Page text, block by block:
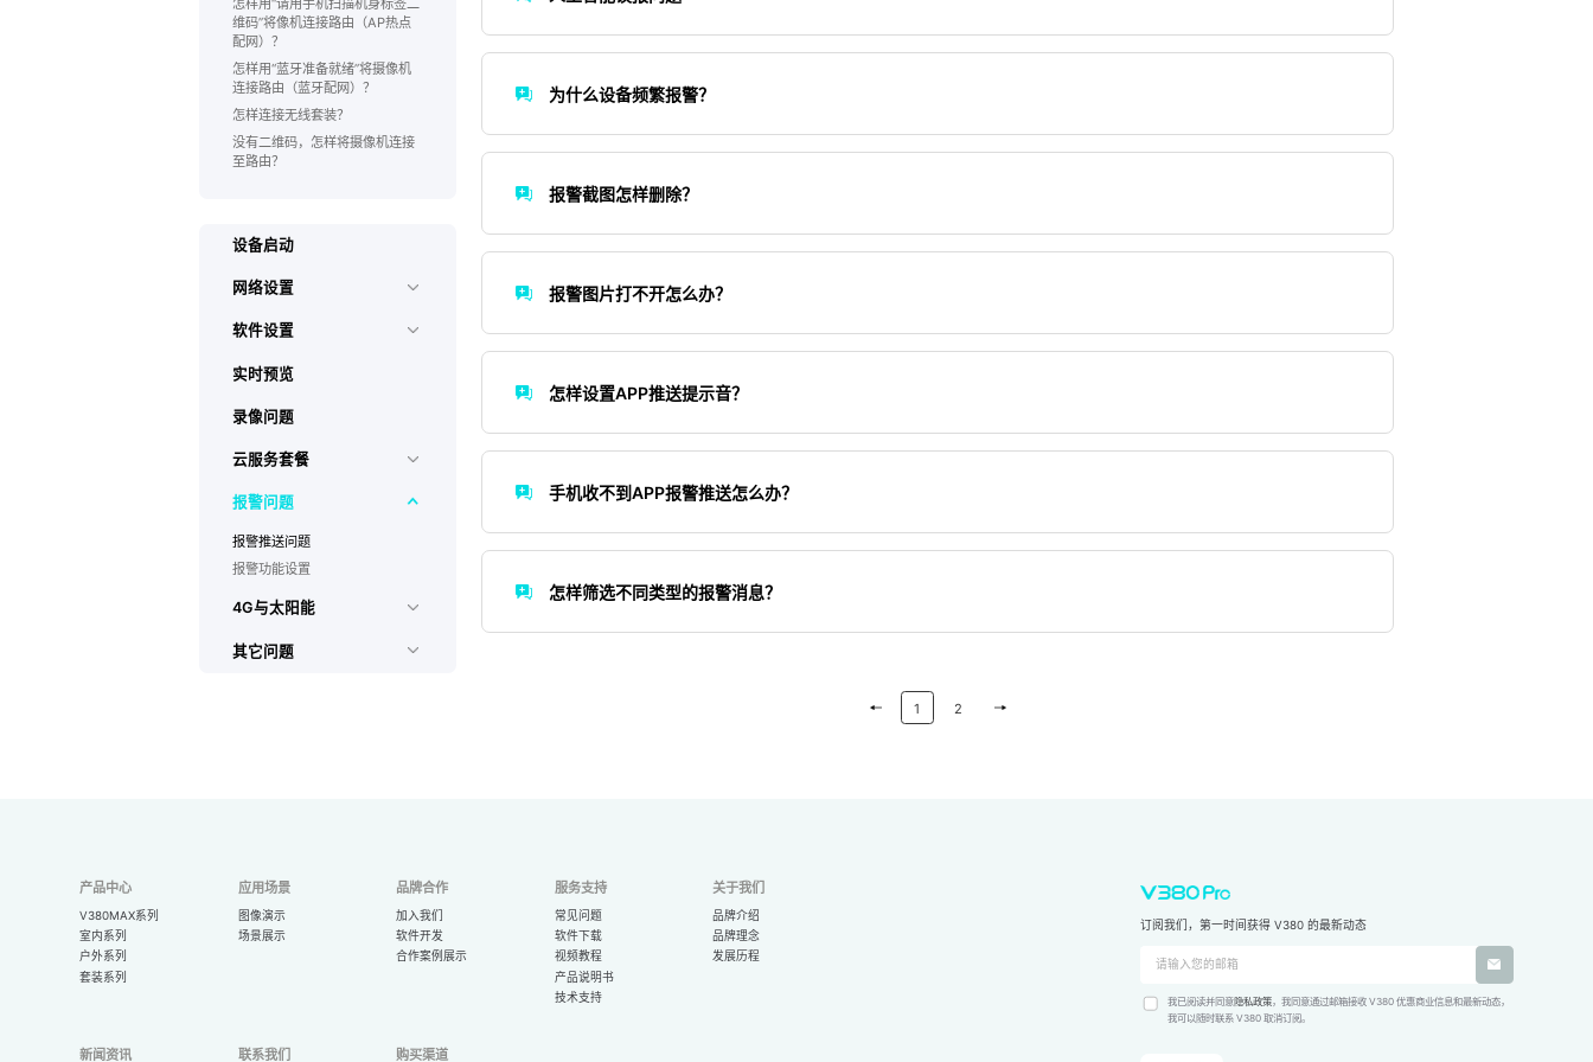
维码”将像机连接路由（AP热点
配网）？
怎样用“蓝牙准备就绪”将摄像机
连接路由（蓝牙配网）？
怎样连接无线套装？
没有二维码，怎样将摄像机连接
至路由？
设备启动
网络设置
软件设置
实时预览
录像问题
云服务套餐
报警问题
报警推送问题
报警功能设置
4G与太阳能
其它问题
为什么设备频繁报警？
报警截图怎样删除？
报警图片打不开怎么办？
怎样设置APP推送提示音？
手机收不到APP报警推送怎么办？
怎样筛选不同类型的报警消息？
1 2
产品中心
V380MAX系列
室内系列
户外系列
套装系列
应用场景
图像演示
场景展示
品牌合作
加入我们
软件开发
合作案例展示
服务支持
常见问题
软件下载
视频教程
产品说明书
技术支持
关于我们
品牌介绍
品牌理念
发展历程
新闻资讯 联系我们 购买渠道
订阅我们，第一时间获得 V380 的最新动态
我已阅读并同意隐私政策，我同意通过邮箱接收 V380 优惠商业信息和最新动态，
我可以随时联系 V380 取消订阅。